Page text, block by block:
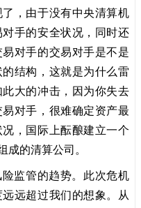
，由于没有中央清算机
手的安全状况，同时还
对手的交易对手是不是
结构，这就是为什么雷
大的冲击，因为你失去
对手，很难确定资产最
，国际上酝酿建立一个
成的清算公司。
监管的趋势。此次危机
远超过我们的想象。从